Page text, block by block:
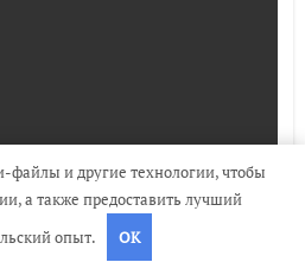
Роуз — успешная
файлы и другие технологии, чтобы
а также предоставить лучший
опыт.
OK